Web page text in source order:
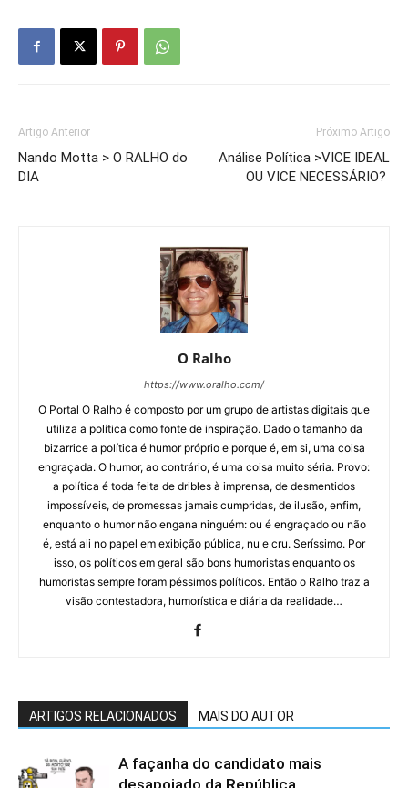
Artigo Anterior
Nando Motta > O RALHO do
DIA
Próximo Artigo
Análise Política >VICE IDEAL
OU VICE NECESSÁRIO?
O Ralho
https://www.oralho.com/
O Portal O Ralho é composto por um grupo de artistas digitais que
utiliza a política como fonte de inspiração. Dado o tamanho da
bizarrice a política é humor próprio e porque é, em si, uma coisa
engraçada. O humor, ao contrário, é uma coisa muito séria. Provo:
a política é toda feita de dribles à imprensa, de desmentidos
impossíveis, de promessas jamais cumpridas, de ilusão, enfim,
enquanto o humor não engana ninguém: ou é engraçado ou não
é, está ali no papel em exibição pública, nu e cru. Seríssimo. Por
isso, os políticos em geral são bons humoristas enquanto os
humoristas sempre foram péssimos políticos. Então o Ralho traz a
visão contestadora, humorística e diária da realidade…
ARTIGOS RELACIONADOS MAIS DO AUTOR
A façanha do candidato mais